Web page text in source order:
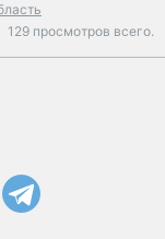
129 просмотров всего.